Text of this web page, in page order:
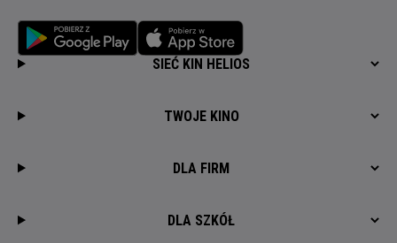
SIEĆ KIN HELIOS
TWOJE KINO
DLA FIRM
DLA SZKÓŁ